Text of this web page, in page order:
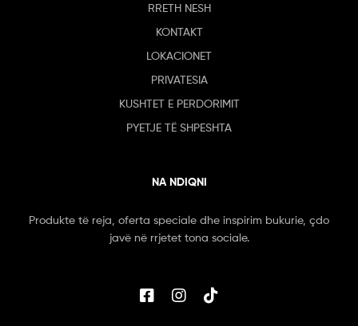
RRETH NESH
KONTAKT
LOKACIONET
PRIVATESIA
KUSHTET E PERDORIMIT
PYETJE TË SHPESHTA
NA NDIQNI
Produkte të reja, oferta speciale dhe inspirim bukurie, çdo
javë në rrjetet tona sociale.